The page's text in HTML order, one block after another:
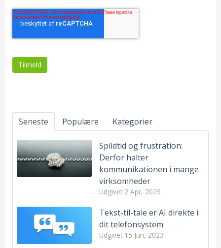
Seneste Populære Kategorier
Spildtid og frustration:
Derfor halter
kommunikationen i mange
virksomheder
Udgivet 2 Apr, 2025
Tekst-til-tale er AI direkte i
dit telefonsystem
Udgivet 15 Jun, 2023